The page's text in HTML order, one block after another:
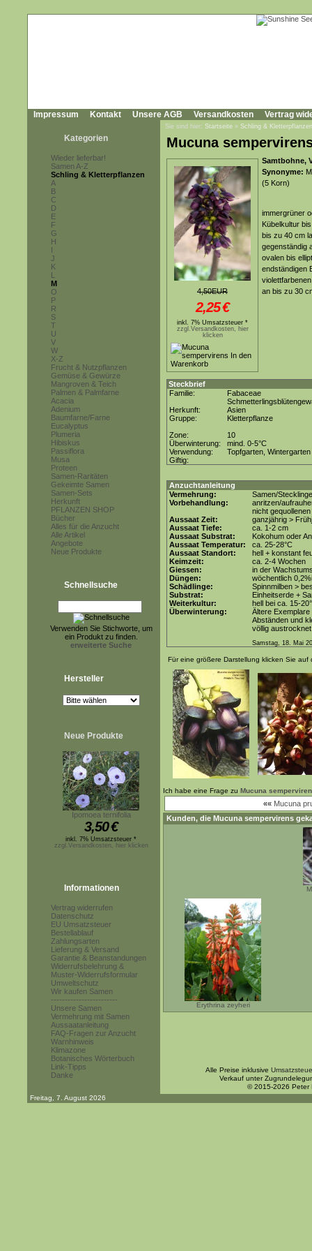
Impressum Kontakt Unsere AGB Versandkosten Vertrag
Kategorien
Wieder lieferbar!
Samen A-Z
Schling & Kletterpflanzen
A
B
C
D
E
F
G
H
I
J
K
L
M
O
P
R
S
T
U
V
W
X-Z
Frucht & Nutzpflanzen
Gemüse & Gewürze
Mangroven & Teich
Palmen & Palmfarne
Acacia
Adenium
Baumfarne/Farne
Eucalyptus
Plumeria
Hibiskus
Passiflora
Musa
Proteen
Samen-Raritäten
Gekeimte Samen
Samen-Sets
Herkunft
PFLANZEN SHOP
Bücher
Alles für die Anzucht
Alle Artikel
Angebote
Neue Produkte
Schnellsuche
Verwenden Sie Stichworte, um
ein Produkt zu finden.
erweiterte Suche
Hersteller
Neue Produkte
Ipomoea ternifolia
3,50€
inkl. 7% Umsatzsteuer *
zzgl.Versandkosten, hier klicken
Informationen
Vertrag widerrufen
Datenschutz
EU Umsatzsteuer
Bestellablauf
Zahlungsarten
Lieferung & Versand
Garantie & Beanstandungen
Widerrufsbelehrung &
Muster-Widerrufsformular
Umweltschutz
Wir kaufen Samen
------------------------
Unsere Samen
Vermehrung mit Samen
Aussaatanleitung
FAQ-Fragen zur Anzucht
Warnhinweis
Klimazone
Botanisches Wörterbuch
Link-Tipps
Danke
Sie sind hier: Startseite » Schling & Kletterpflanzen
Mucuna
4,50EUR
2,25€
inkl. 7% Umsatzsteuer *
zzgl.Versandkosten, hier
klicken
Samtbohne,
Synonyme:
(5 Korn)
immergrüner
Kübelkultur
bis zu 40 cm
gegenständig
ovalen bis
endständigen
an bis zu 30
Steckbrief
Familie:
Fabaceae
Herkunft:
Asien
Gruppe:
Kletterpflanze
Zone:
10
Überwinterung:
mind. 0-5°C
Verwendung:
Topfgarten, Wintergarten
Giftig:
Anzuchtanleitung
Vermehrung:
Samen/Stecklinge
Vorbehandlung:
anritzen/
nicht
Aussaat Zeit:
ganzjährig >
Aussaat Tiefe:
ca. 1-2 cm
Aussaat Substrat:
Kokohum oder
Aussaat Temperatur:
ca. 25-28°C
Aussaat Standort:
hell + konstant
Keimzeit:
ca. 2-4 Wochen
Giessen:
in der
Düngen:
wöchentlich
Schädlinge:
Spinnmilben >
Substrat:
Einheitserde +
Weiterkultur:
hell bei ca. 15-
Überwinterung:
Ältere
Abständen und
völlig
Samstag, 18. Mai
Für eine größere Darstellung klicken Sie auf
Ich habe eine Frage zu Mucuna
«« Mucuna
Kunden, die Mucuna sempervirens
Erythrina zeyheri
Alle Preise inklusive
Verkauf unter
© 2015-2026 Peter
Freitag, 7. August 2026